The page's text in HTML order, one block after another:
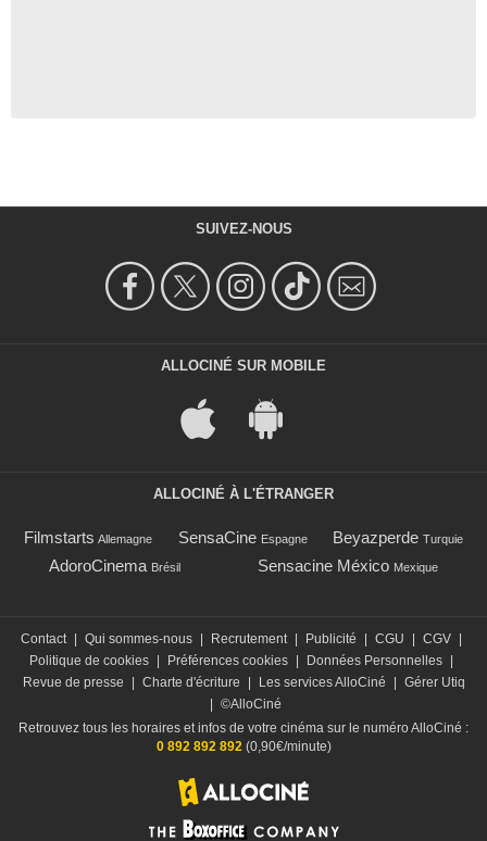
SUIVEZ-NOUS
ALLOCINÉ SUR MOBILE
ALLOCINÉ À L'ÉTRANGER
Filmstarts Allemagne SensaCine Espagne Beyazperde Turquie
AdoroCinema Brésil Sensacine México Mexique
Contact Qui sommes-nous Recrutement Publicité CGU CGV
Politique de cookies
Préférences cookies Données Personnelles
Revue de presse
Charte d'écriture Les services AlloCiné
Gérer Utiq
©AlloCiné
Retrouvez tous les horaires et infos de votre cinéma sur le numéro AlloCiné :
0 892 892 892(0,90€/minute)